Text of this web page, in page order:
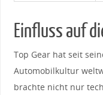
Einfluss ⁢auf
Top Gear hat seit
Automobilkultur
brachte ⁢nicht nur